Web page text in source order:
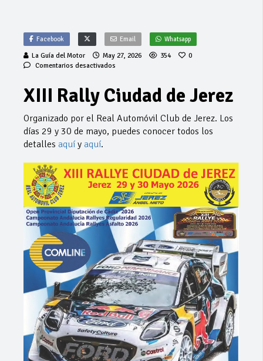
Facebook Email Whatsapp
La Guía del Motor May 27, 2026 354
0
Comentarios desactivados
Ciudad
Jerez
XIII Rally Ciudad de Jerez
Organizado por el Real Automóvil Club de Jerez. Los
días 29 y 30 de mayo, puedes conocer todos los
detalles aquí y aquí.